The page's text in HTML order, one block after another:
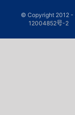
© Copyright 2012 -
12004852号-2